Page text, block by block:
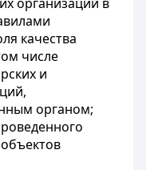
качества
числе
и
органом;